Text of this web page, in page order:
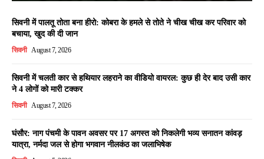
सिवनी में पालतू तोता बना हीरो: कोबरा के हमले से तोते ने चीख चीख कर परिवार को
बचाया, खुद की दी जान
सिवनी August 7, 2026
सिवनी में चलती कार से हथियार लहराने का वीडियो वायरल: कुछ ही देर बाद उसी कार
ने 4 लोगों को मारी टक्कर
सिवनी August 7, 2026
घंसौर: नाग पंचमी के पावन अवसर पर 17 अगस्त को निकलेगी भव्य सनातन कांवड़
यात्रा, नर्मदा जल से होगा भगवान नीलकंठ का जलाभिषेक